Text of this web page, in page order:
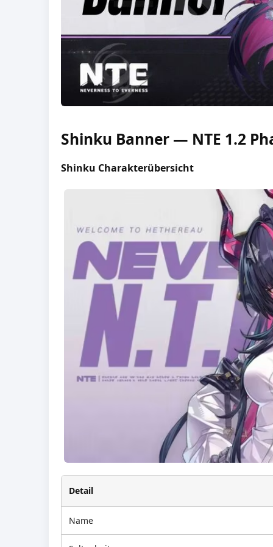
Shinku Banner — NTE 1.2
Shinku Charakterübersicht
Detail
Name